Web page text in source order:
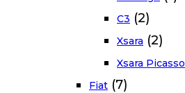
C3 (2)
Xsara (2)
Xsara Picasso
Fiat (7)